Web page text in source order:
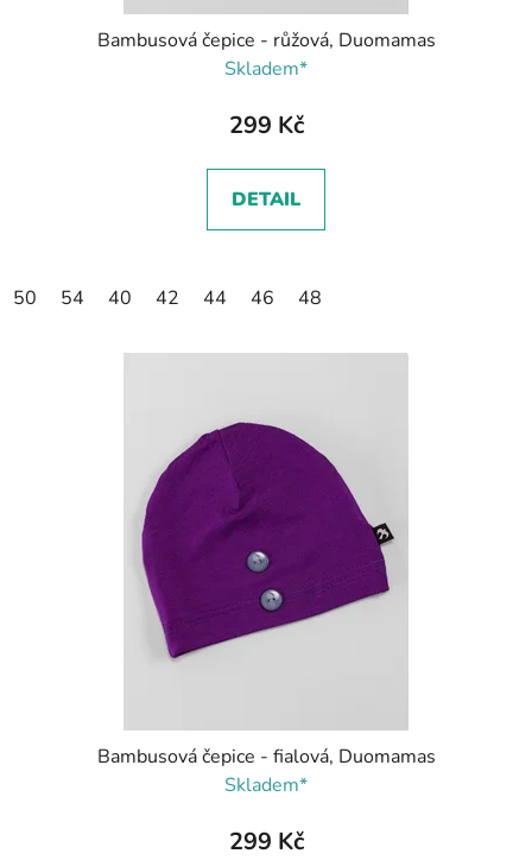
Bambusová čepice - růžová, Duomamas
Skladem*
299 Kč
DETAIL
50 54 40 42 44 46 48
Bambusová čepice - fialová, Duomamas
Skladem*
299 Kč